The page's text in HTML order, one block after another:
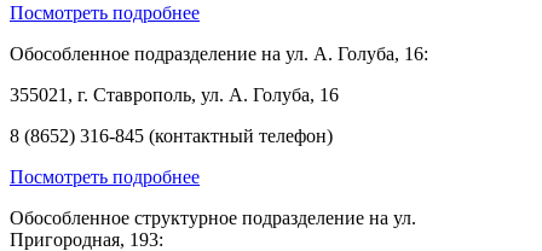
Посмотреть подробнее
Обособленное подразделение на ул. А. Голуба, 16:
355021, г. Ставрополь, ул. А. Голуба, 16
8 (8652) 316-845 (контактный телефон)
Посмотреть подробнее
Обособленное структурное подразделение на ул.
Пригородная, 193: